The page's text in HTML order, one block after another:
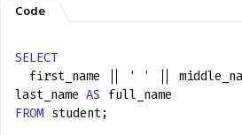
SELECT
first_name ||
' ' ||
last_name AS full_name
FROM student;